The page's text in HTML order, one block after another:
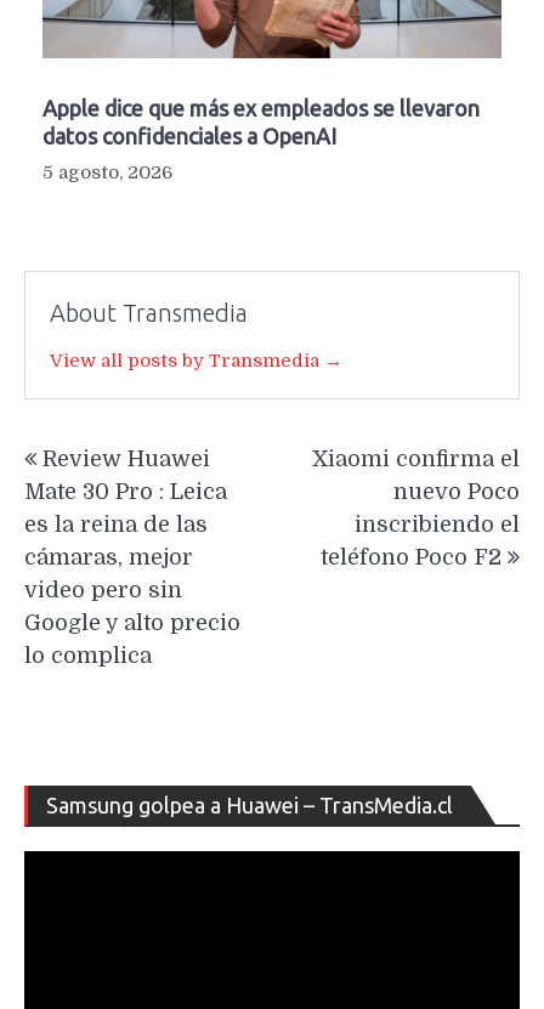
Apple dice que más ex empleados se llevaron
datos confidenciales a OpenAI
5 agosto, 2026
About Transmedia
View all posts by Transmedia →
de
entradas
Review Huawei
Mate 30 Pro : Leica
es la reina de las
cámaras, mejor
video pero sin
Google y alto precio
lo complica
Xiaomi confirma el
nuevo Poco
inscribiendo el
teléfono Poco F2
Samsung golpea a Huawei – TransMedia.cl
de